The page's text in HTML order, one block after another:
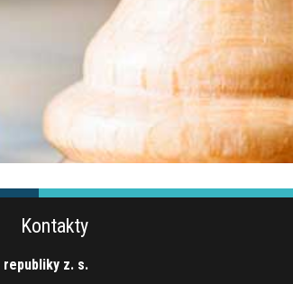
Kontakty
republiky z. s.